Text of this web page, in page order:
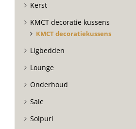
Kerst
KMCT decoratie kussens
KMCT decoratiekussens
Ligbedden
Lounge
Onderhoud
Sale
Solpuri